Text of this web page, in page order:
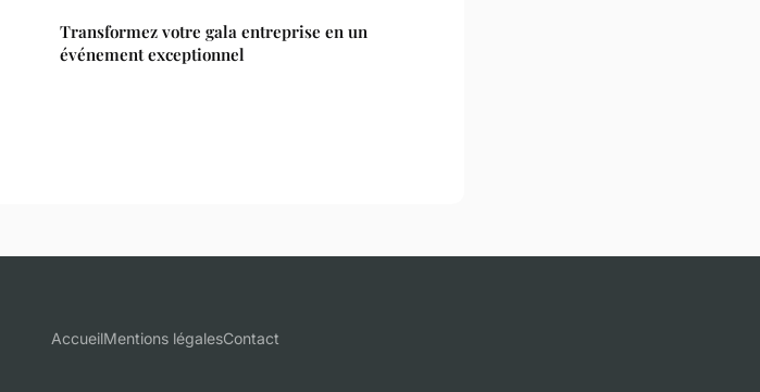
Transformez votre gala entreprise en un
événement exceptionnel
AccueilMentions légalesContact